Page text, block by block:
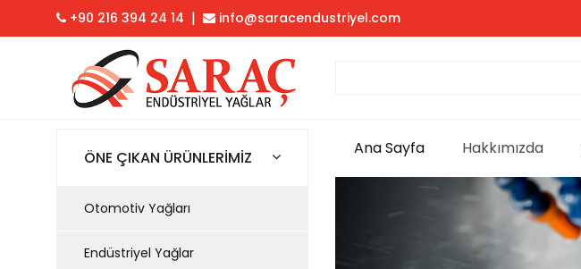
+90 216 394 24 14 | info@saracendustriyel.com
ÖNE ÇIKAN ÜRÜNLERİMİZ
Otomotiv Yağları
Endüstriyel Yağlar
Ana Sayfa Hakkımızda